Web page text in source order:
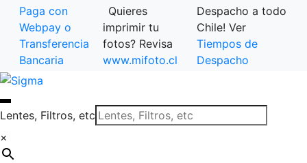
Paga con
Webpay o
Transferencia
Bancaria
Quieres
imprimir tu
fotos? Revisa
www.mifoto.cl
Despacho a todo
Chile! Ver
Tiempos de
Despacho
Ir
la
Saltar
contenido
Lentes, Filtros, etc
×